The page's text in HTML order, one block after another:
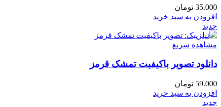
35.000 تومان
افزودن به سبد خرید
جدید
مشاهده سریع
دانلود تصویر باکیفیت تمشک قرمز
59.000 تومان
افزودن به سبد خرید
جدید